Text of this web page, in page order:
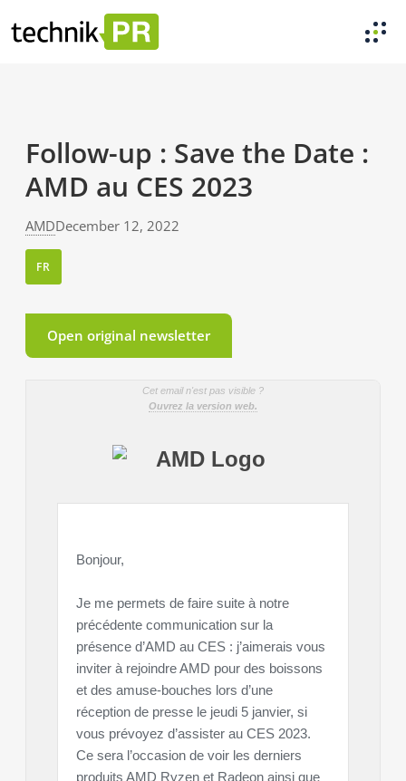
Follow-up : Save the Date :
AMD au CES 2023
AMDDecember 12, 2022
FR
Open original newsletter